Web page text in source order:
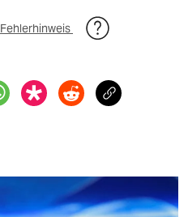
Fehlerhinweis